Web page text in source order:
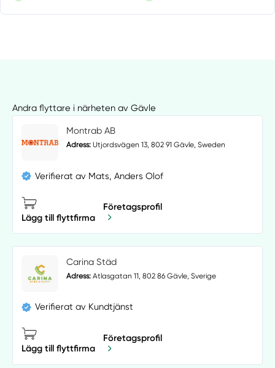
Andra flyttare i närheten av Gävle
Montrab AB
Adress: Utjordsvägen 13, 802 91 Gävle, Sweden
Verifierat av Mats, Anders Olof
Lägg till flyttfirma
Företagsprofil
Carina Städ
Adress: Atlasgatan 11, 802 86 Gävle, Sverige
Verifierat av Kundtjänst
Lägg till flyttfirma
Företagsprofil